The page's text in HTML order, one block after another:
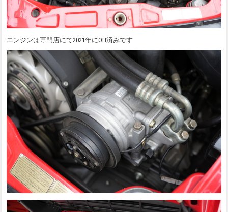
エンジンは専門店にて2021年にOH済みです